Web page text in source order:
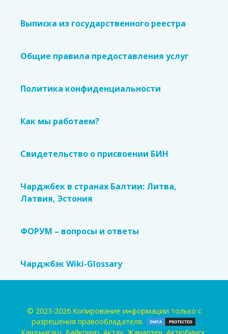
Выписка из государственного реестра
Общие правила предоставления услуг
Политика конфиденциальности
Как мы работаем?
Свидетельство о присвоении БИН
Чарджбек в странах Балтии: Литва,
Латвия, Эстония
ФОРУМ – вопросы и ответы
Чарджбэк Wiki-Glossary
© 2023-2026 Копирование информации только с
разрешения правообладателя.
Кандыагаш, Байконур, Актау, Жанаозен, Актюбинск,